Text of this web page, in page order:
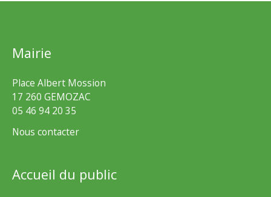
Mairie
Place Albert Mossion
17 260 GEMOZAC
05 46 94 20 35
Nous contacter
Accueil du public